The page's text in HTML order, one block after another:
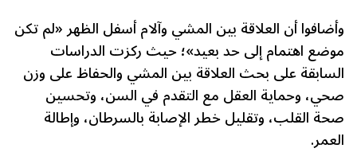
وأضافوا أن العلاقة بين المشي وآلام أسفل الظهر «لم تكن
موضع اهتمام إلى حد بعيد»؛ حيث ركزت الدراسات
السابقة على بحث العلاقة بين المشي والحفاظ على وزن
صحي، وحماية العقل مع التقدم في السن، وتحسين
صحة القلب، وتقليل خطر الإصابة بالسرطان، وإطالة
العمر.